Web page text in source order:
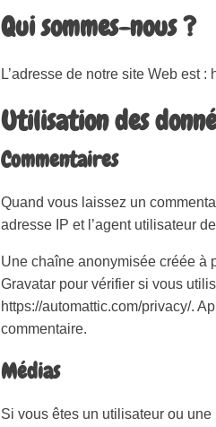
Qui sommes-nous ?
L’adresse de notre site Web est :
Utilisation des
Commentaires
Quand vous laissez un
adresse IP et l’agent utilisateur
Une chaîne anonymisée créée à
Gravatar pour vérifier si vous
https://automattic.com/privacy/.
commentaire.
Médias
Si vous êtes un utilisateur ou